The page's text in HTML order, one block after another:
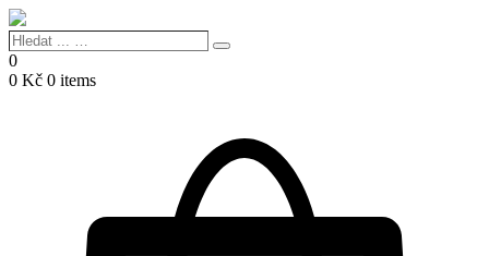
Hledat
...
…
Search
0
0 Kč 0 items